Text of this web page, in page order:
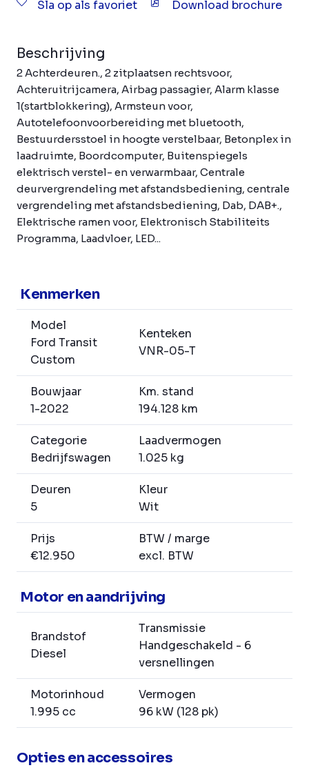
Sla op als favoriet Download brochure
Beschrijving
2 Achterdeuren., 2 zitplaatsen rechtsvoor,
Achteruitrijcamera, Airbag passagier, Alarm klasse
1(startblokkering), Armsteun voor,
Autotelefoonvoorbereiding met bluetooth,
Bestuurdersstoel in hoogte verstelbaar, Betonplex in
laadruimte, Boordcomputer, Buitenspiegels
elektrisch verstel- en verwarmbaar, Centrale
deurvergrendeling met afstandsbediening, centrale
vergrendeling met afstandsbediening, Dab, DAB+.,
Elektrische ramen voor, Elektronisch Stabiliteits
Programma, Laadvloer, LED...
Kenmerken
Model
Ford Transit
Custom
Kenteken
VNR-05-T
Bouwjaar
1-2022
Km. stand
194.128 km
Categorie
Bedrijfswagen
Laadvermogen
1.025 kg
Deuren
5
Kleur
Wit
Prijs
€12.950
BTW / marge
excl. BTW
Motor en aandrijving
Brandstof
Diesel
Transmissie
Handgeschakeld - 6
versnellingen
Motorinhoud
1.995 cc
Vermogen
96 kW (128 pk)
Opties en accessoires